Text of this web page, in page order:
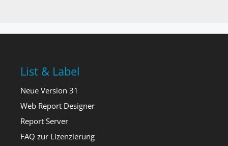
List & Label
Neue Version 31
Web Report Designer
Report Server
FAQ zur Lizenzierung